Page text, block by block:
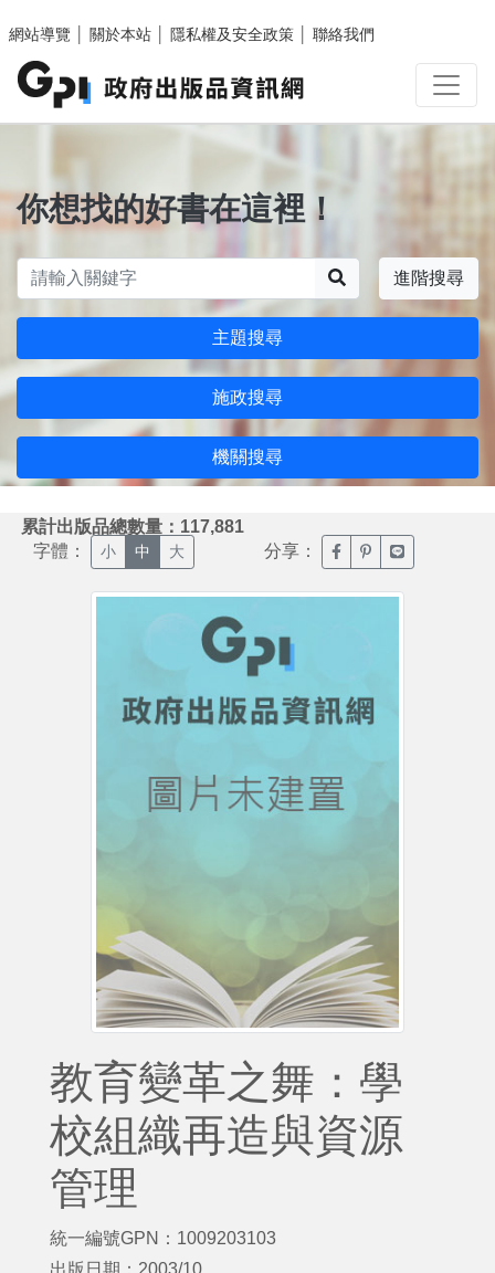
網站導覽
關於本站 隱私權及安全政策 聯絡我們
你想找的好書在這裡！
進階搜尋
主題搜尋
施政搜尋
機關搜尋
累計出版品總數量：117,881
字體： 小 中 大 分享： 臉書分享(另開新視窗)
噗浪分享(另開新
Line分享(另
教育變革之舞：學
校組織再造與資源
管理
統一編號GPN：1009203103
出版日期：2003/10